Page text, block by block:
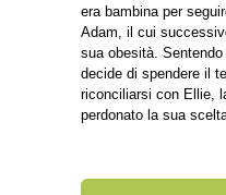
era bambina per
Adam, il cui
sua obesità.
decide di spendere il
riconciliarsi con Ellie,
perdonato la sua